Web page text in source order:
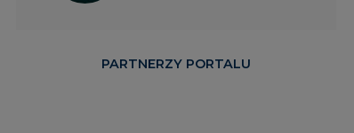
PARTNERZY PORTALU